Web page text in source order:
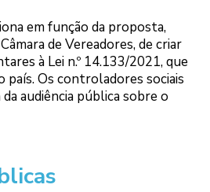
em função da proposta,
de Vereadores, de criar
à Lei n.º 14.133/2021, que
país. Os controladores sociais
audiência pública sobre o